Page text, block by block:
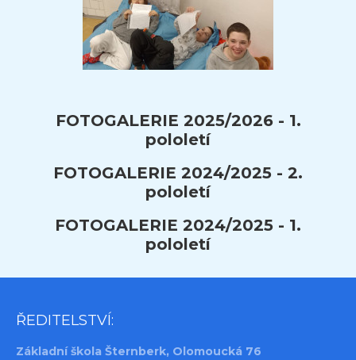
FOTOGALERIE 2025/2026 - 1.
pololetí
FOTOGALERIE 2024/2025 - 2.
pololetí
FOTOGALERIE 2024/2025 - 1.
pololetí
ŘEDITELSTVÍ:
Základní škola Šternberk, Olomoucká 76